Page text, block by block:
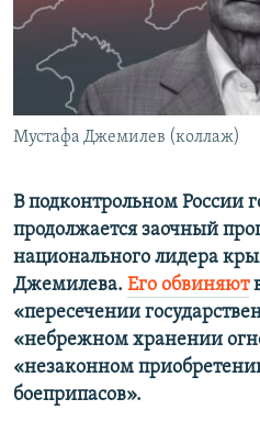
ПОБЕДИТЕЛЕЙ НЕ СУДЯТ?
КРЫМ.НЕПОКОРЕННЫЙ
ELIFBE
УКРАИНСКАЯ ПРОБЛЕМА КРЫМА
ПРИСОЕДИНЯЙТЕСЬ!
Мустафа Джемилев (коллаж)
В подконтрольном России
продолжается заочный
национального лидера
Джемилева. Его обвиняют
«пересечении
«небрежном хранении
«незаконном
боеприпасов».